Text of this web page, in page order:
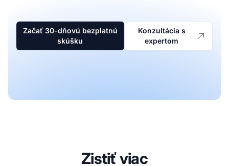
Začať 30-dňovú bezplatnú
skúšku
Konzultácia s
expertom
Zistiť viac